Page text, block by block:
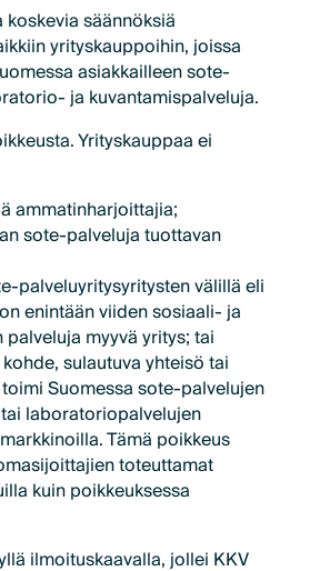
säännöksiä
yrityskauppoihin, joissa
asiakkailleen sote-
ja kuvantamispalveluja.
Yrityskauppaa ei
ammatinharjoittajia;
sote-palveluja tuottavan
palveluyritysyritysten välillä eli
enintään viiden sosiaali- ja
myyvä yritys; tai
sulautuva yhteisö tai
Suomessa sote-palvelujen
laboratoriopalvelujen
Tämä poikkeus
toteuttamat
kuin poikkeuksessa
ilmoituskaavalla, jollei KKV